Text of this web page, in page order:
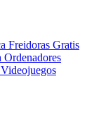
Freidoras Gratis
Ordenadores
Videojuegos